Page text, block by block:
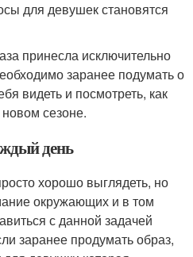
для девушек становятся
принесла исключительно
заранее подумать о
видеть и посмотреть, как
сезоне.
день
хорошо выглядеть, но
окружающих и в том
с данной задачей
заранее продумать образ,